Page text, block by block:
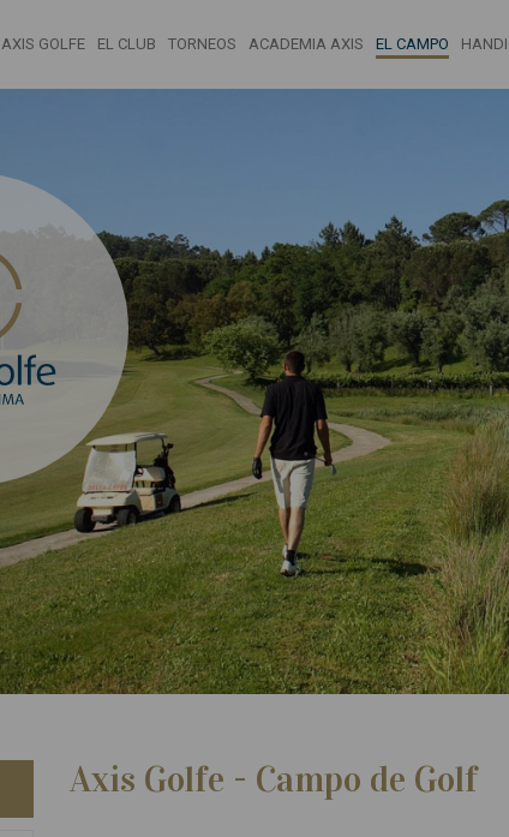
AXIS GOLFE EL CLUB TORNEOS ACADEMIA AXIS EL CAMPO
Axis Golfe - Campo de Golf